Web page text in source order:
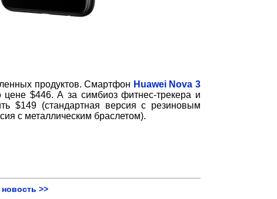
продуктов. Смартфон Huawei Nova 3
$446. А за симбиоз фитнес-трекера и
$149 (стандартная версия с резиновым
с металлическим браслетом).
>>